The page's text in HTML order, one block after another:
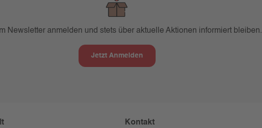
Newsletter anmelden und stets über aktuelle Aktionen informiert bleiben.
Jetzt Anmelden
Kontakt